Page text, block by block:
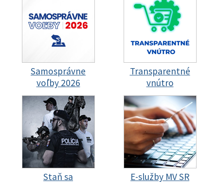
Samosprávne
voľby 2026
Transparentné
vnútro
Staň sa E-služby MV SR